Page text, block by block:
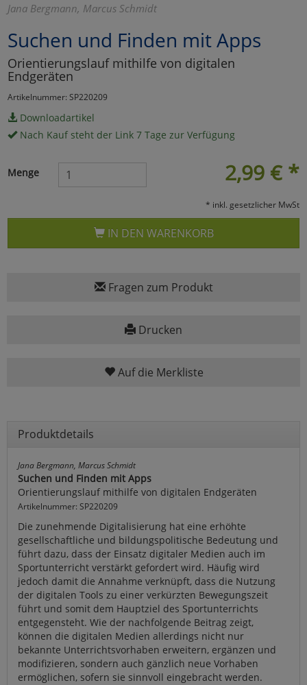
Jana Bergmann, Marcus Schmidt
Suchen und Finden mit Apps
Orientierungslauf mithilfe von digitalen
Endgeräten
Artikelnummer: SP220209
Downloadartikel
Nach Kauf steht der Link 7 Tage zur Verfügung
2,99 € *
Menge
* inkl. gesetzlicher MwSt
IN DEN WARENKORB
Fragen zum Produkt
Drucken
Auf die Merkliste
Produktdetails
Jana Bergmann, Marcus Schmidt
Suchen und Finden mit Apps
Orientierungslauf mithilfe von digitalen Endgeräten
Artikelnummer: SP220209
Die zunehmende Digitalisierung hat eine erhöhte
gesellschaftliche und bildungspolitische Bedeutung und
führt dazu, dass der Einsatz digitaler Medien auch im
Sportunterricht verstärkt gefordert wird. Häufig wird
jedoch damit die Annahme verknüpft, dass die Nutzung
der digitalen Tools zu einer verkürzten Bewegungszeit
führt und somit dem Hauptziel des Sportunterrichts
entgegensteht. Wie der nachfolgende Beitrag zeigt,
können die digitalen Medien allerdings nicht nur
bekannte Unterrichtsvorhaben erweitern, ergänzen und
modifizieren, sondern auch gänzlich neue Vorhaben
ermöglichen, sofern sie sinnvoll eingebracht werden.
Umfragetools
Einstellungen speichern
zu Haupptseite